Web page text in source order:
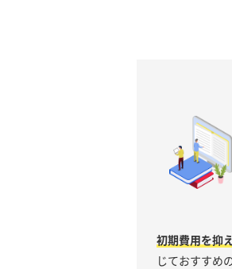
初期費用を抑
じておすすめ